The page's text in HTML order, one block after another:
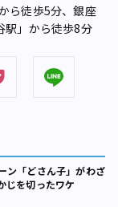
ら徒歩5分、銀座
駅」から徒歩8分
ン「どさん子」がわざ
じを切ったワケ